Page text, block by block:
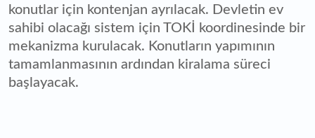
konutlar için kontenjan ayrılacak. Devletin ev
sahibi olacağı sistem için TOKİ koordinesinde bir
mekanizma kurulacak. Konutların yapımının
tamamlanmasının ardından kiralama süreci
başlayacak.